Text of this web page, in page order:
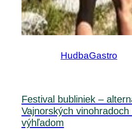
HudbaGastro
Festival bubliniek –
Vajnorských
výhľadom